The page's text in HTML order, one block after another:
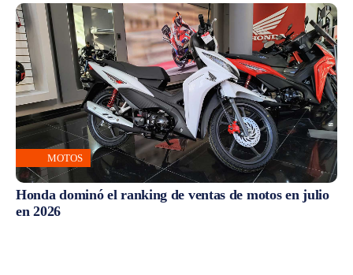
MOTOS
Honda dominó el ranking de ventas de motos en julio
en 2026